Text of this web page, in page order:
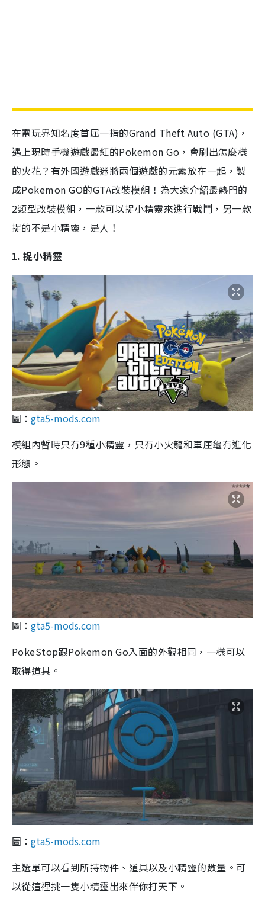
在電玩界知名度首屈一指的Grand Theft Auto (GTA)，
遇上現時手機遊戲最紅的Pokemon Go，會刷出怎麼樣
的火花？有外國遊戲迷將兩個遊戲的元素放在一起，製
成Pokemon GO的GTA改裝模組！為大家介紹最熱門的
2類型改裝模組，一款可以捉小精靈來進行戰鬥，另一款
捉的不是小精靈，是人！
1. 捉小精靈
圖： gta5-mods.com
模組內暫時只有9種小精靈，只有小火龍和車厘龜有進化
形態。
圖： gta5-mods.com
PokeStop跟Pokemon Go入面的外觀相同，一樣可以
取得道具。
圖： gta5-mods.com
主選單可以看到所持物件、道具以及小精靈的數量。可
以從這裡挑一隻小精靈出來伴你打天下。